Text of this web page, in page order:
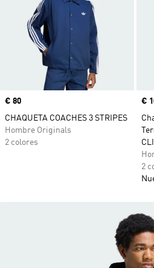
Precio
€ 80
CHAQUETA COACHES 3 STRIPES
Hombre Originals
2 colores
€
2